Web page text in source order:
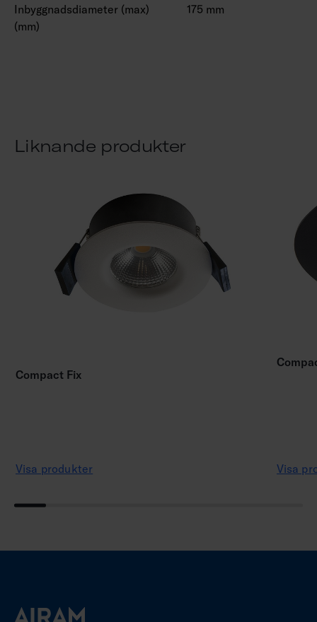
Inbyggnadsdiameter (max)
(mm)
175 mm
Liknande produkter
Compact Fix
Visa produkter Visa